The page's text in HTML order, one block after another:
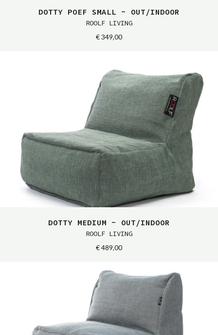
DOTTY POEF SMALL - OUT/INDOOR
ROOLF LIVING
€ 349,00
DOTTY MEDIUM - OUT/INDOOR
ROOLF LIVING
€ 489,00